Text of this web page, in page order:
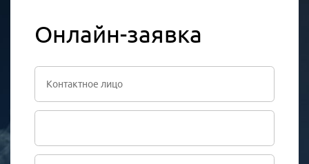
Онлайн-заявка